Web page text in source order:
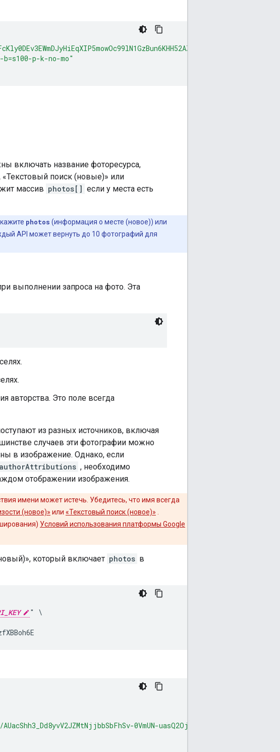
media"
p-k-no-mo"
включать название фоторесурса,
поиск (новые)» или
массив photos[] если у места есть
photos (информация о месте (новое)) или
API может вернуть до 10 фотографий для
выполнении запроса на фото. Эта
авторства. Это поле всегда
из разных источников, включая
случаев эти фотографии можно
в изображение. Однако, если
authorAttributions , необходимо
отображении изображения.
имени может истечь. Убедитесь, что имя всегда
(новое)» или «Текстовый поиск (новое)»
Условий использования платформы Google
который включает photos в
" \
0VmUN-uasQ2Oj00XB63irPTks0-